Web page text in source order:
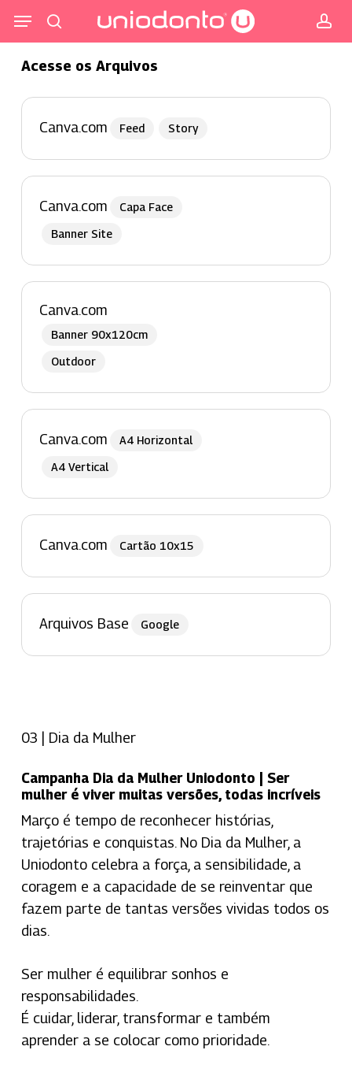
para
conteúdo
principal
Menu
Acesse os Arquivos
Canva.com Feed Story
Canva.com
Capa Face
Banner Site
Canva.com
Banner 90x120cm
Outdoor
Canva.com
A4 Horizontal
A4 Vertical
Canva.com Cartão 10x15
Arquivos Base Google
03 | Dia da Mulher
Campanha Dia da Mulher Uniodonto | Ser
mulher é viver muitas versões, todas incríveis
Março é tempo de reconhecer histórias,
trajetórias e conquistas. No Dia da Mulher, a
Uniodonto celebra a força, a sensibilidade, a
coragem e a capacidade de se reinventar que
fazem parte de tantas versões vividas todos os
dias.
Ser mulher é equilibrar sonhos e
responsabilidades.
É cuidar, liderar, transformar e também
aprender a se colocar como prioridade.